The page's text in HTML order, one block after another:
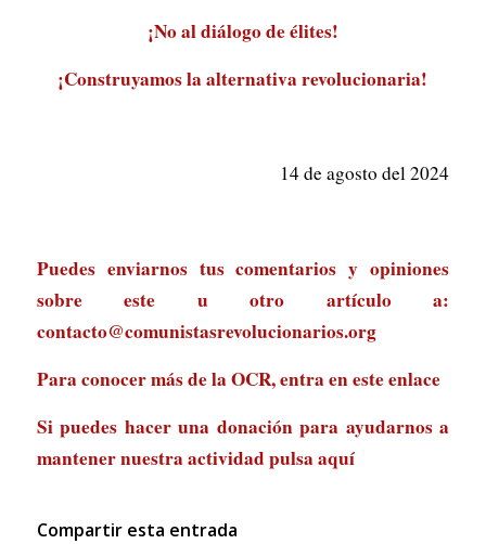
¡No al diálogo de élites!
¡Construyamos la alternativa revolucionaria!
14 de agosto del 2024
Puedes enviarnos tus comentarios y opiniones
sobre este u otro artículo a:
contacto@comunistasrevolucionarios.org
Para conocer más de la OCR, entra eneste enlace
Si puedes hacer una donación para ayudarnos a
mantener nuestra actividad pulsa aquí
Compartir esta entrada